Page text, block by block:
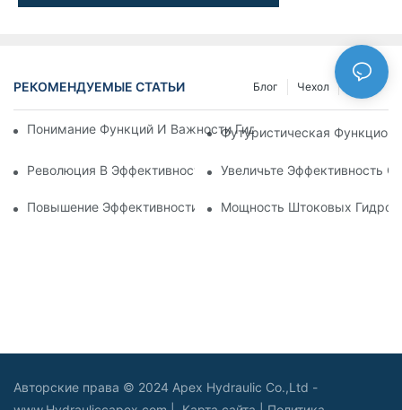
РЕКОМЕНДУЕМЫЕ СТАТЬИ NEWS
Чехол
Блог
Понимание Функций И Важности Гидравлических
Футуристическая
Революция В Эффективности: Электрический
Увеличьте Эффективность
Повышение Эффективности: Преимущества 4-
Мощность Штоковых
Авторские права © 2024 Apex Hydraulic Co.,Ltd -